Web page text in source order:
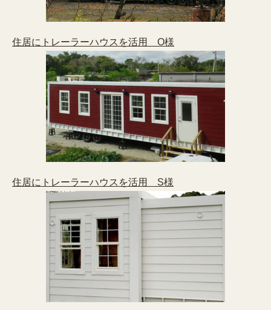
住居にトレーラーハウスを活用 O様
住居にトレーラーハウスを活用 S様